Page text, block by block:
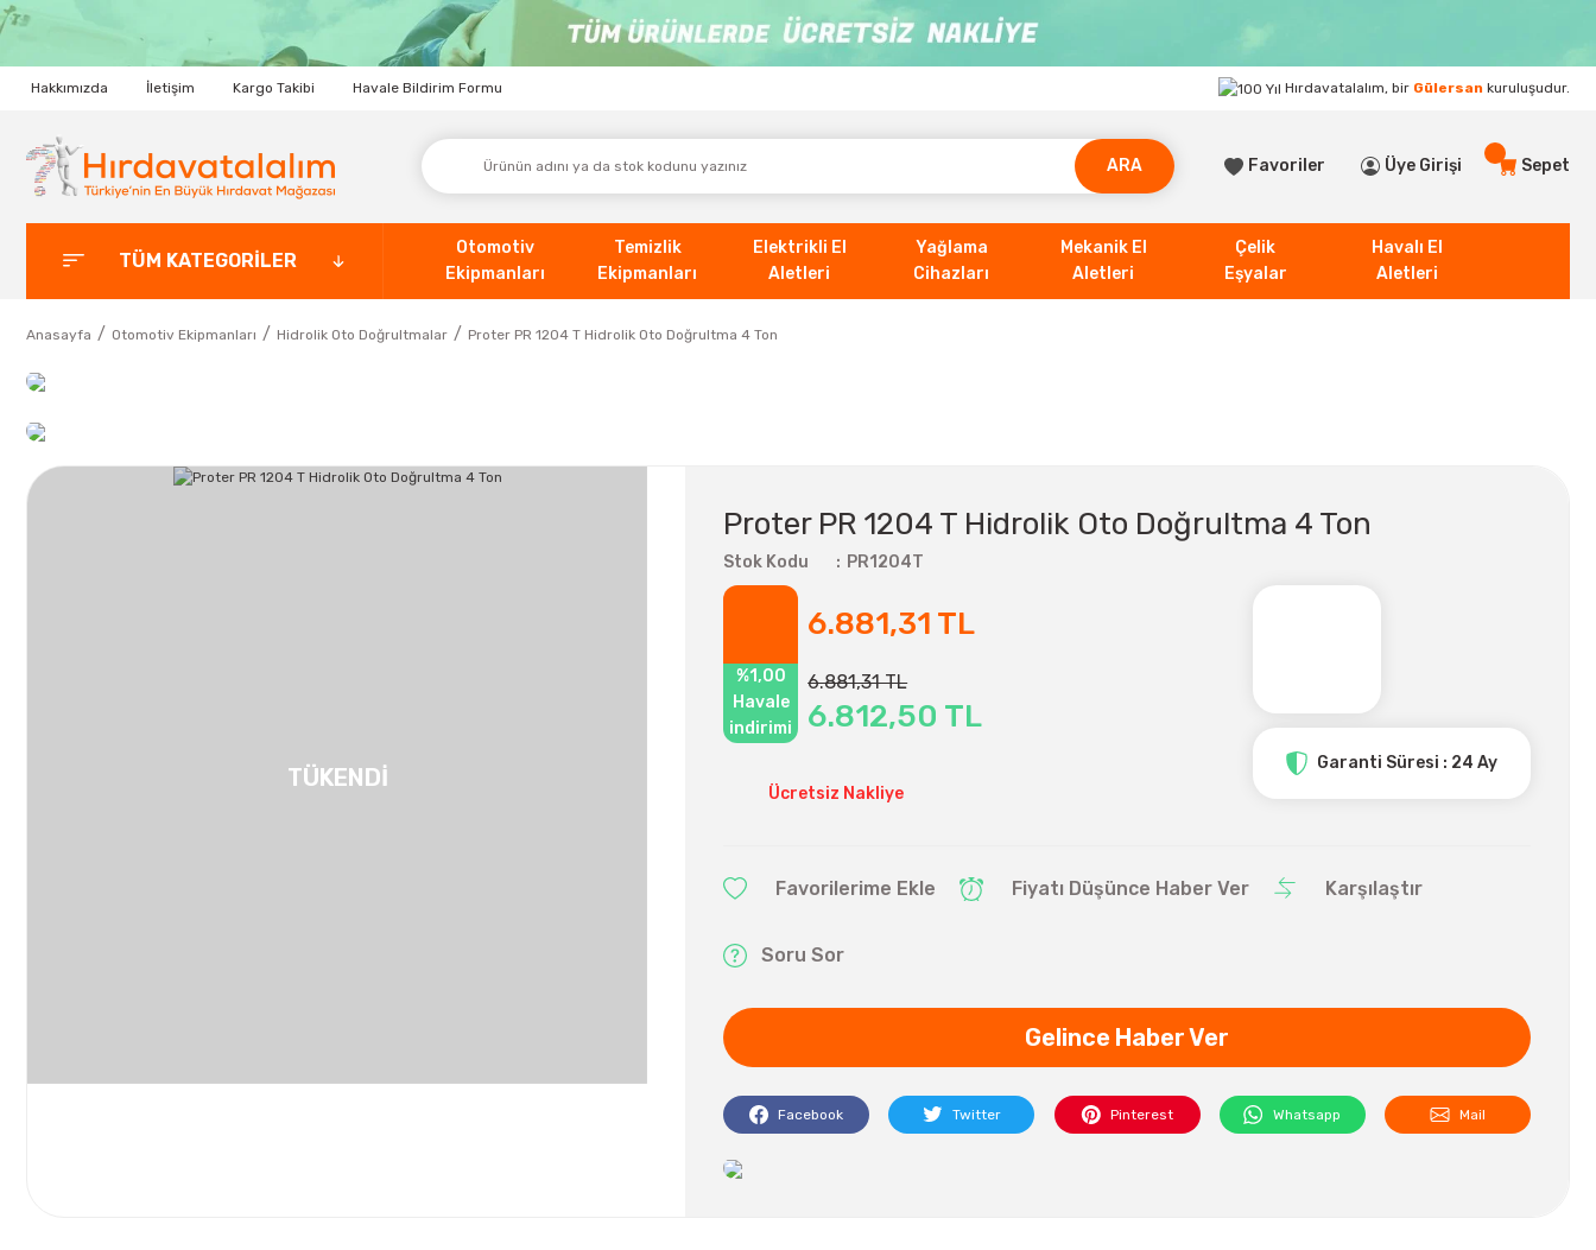
Hakkımızda İletişim Kargo Takibi Havale Bildirim Formu Hırdavatalalım, bir Gülersan kuruluşudur.
ARA Favoriler Üye Girişi Sepet
TÜM KATEGORİLER
Otomotiv
Ekipmanları
Temizlik
Ekipmanları
Elektrikli El
Aletleri
Yağlama
Cihazları
Mekanik El
Aletleri
Çelik
Eşyalar
Havalı El
Aletleri
Anasayfa Otomotiv Ekipmanları Hidrolik Oto Doğrultmalar Proter PR 1204 T Hidrolik Oto Doğrultma 4 Ton
TÜKENDİ
Proter PR 1204 T Hidrolik Oto Doğrultma 4 Ton
Stok Kodu PR1204T
6.881,31 TL
%1,00
Havale
indirimi
6.881,31 TL
6.812,50 TL
Ücretsiz Nakliye
Garanti Süresi : 24 Ay
Fiyatı Düşünce Haber Ver Karşılaştır
Soru Sor
Gelince Haber Ver
Facebook Twitter Pinterest Whatsapp Mail